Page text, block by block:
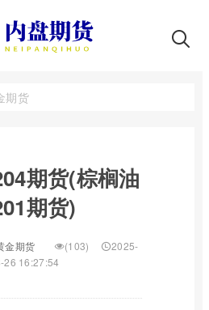
期货
期货(棕榈油
期货)
金期货 (103)
2025-
26 16:27:54